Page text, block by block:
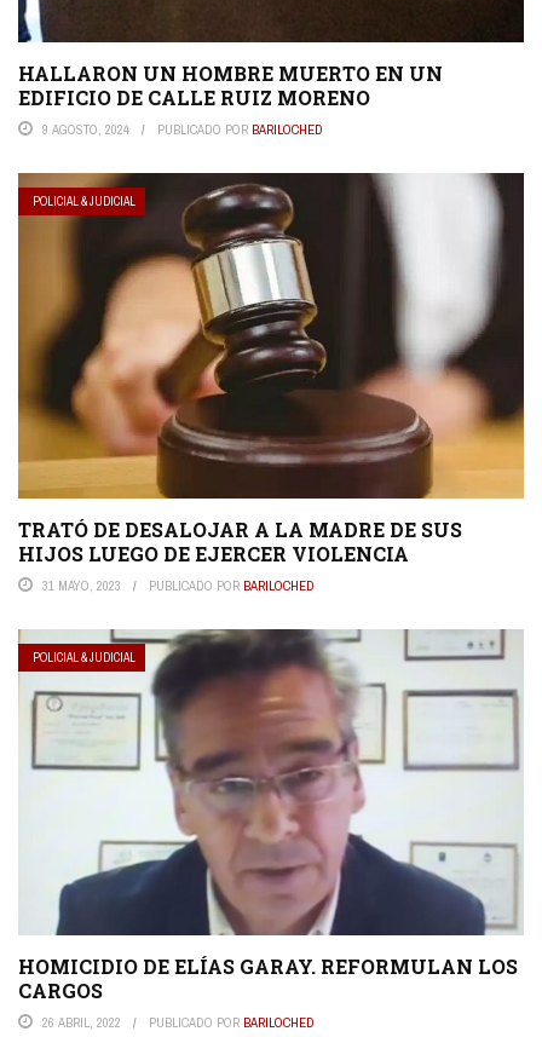
HALLARON UN HOMBRE MUERTO EN UN
EDIFICIO DE CALLE RUIZ MORENO
9 AGOSTO, 2024 PUBLICADO POR BARILOCHED
POLICIAL & JUDICIAL
TRATÓ DE DESALOJAR A LA MADRE DE SUS
HIJOS LUEGO DE EJERCER VIOLENCIA
31 MAYO, 2023 PUBLICADO POR BARILOCHED
POLICIAL & JUDICIAL
HOMICIDIO DE ELÍAS GARAY. REFORMULAN LOS
CARGOS
26 ABRIL, 2022 PUBLICADO POR BARILOCHED